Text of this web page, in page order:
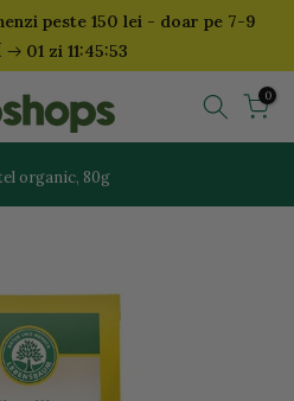
peste 150 lei - doar pe 7-9
01 zi 11:45:53
0
organic, 80g